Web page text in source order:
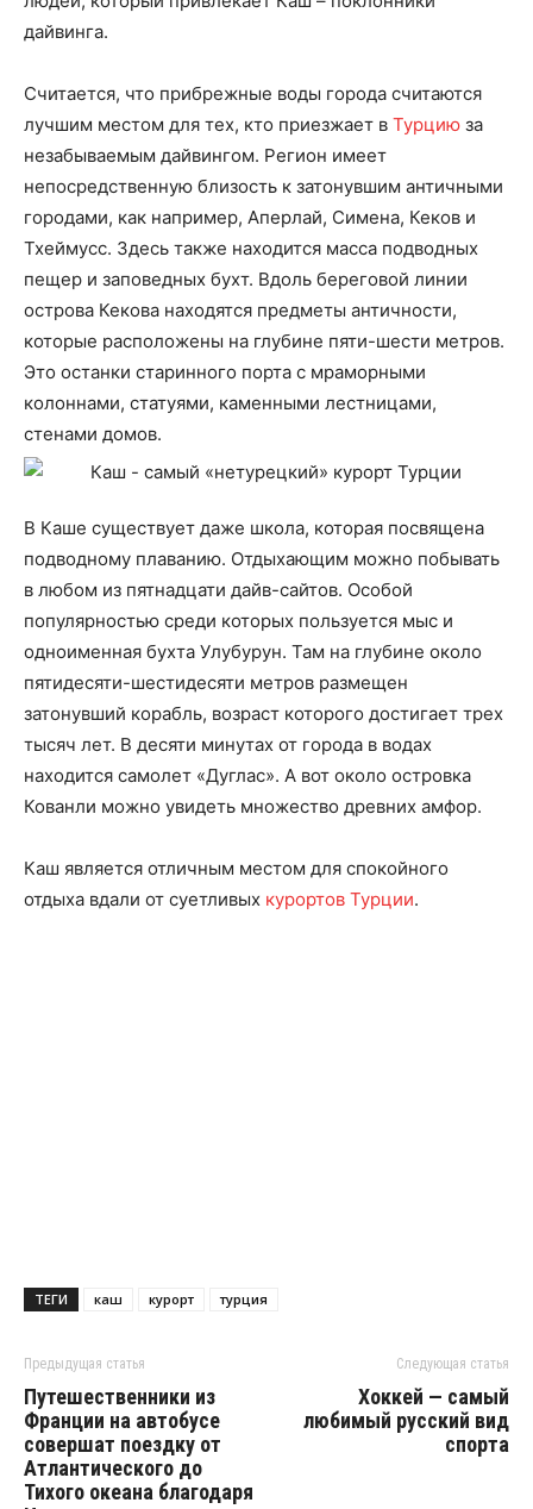
дайвинга.
Считается, что прибрежные воды города считаются
лучшим местом для тех, кто приезжает в Турцию за
незабываемым дайвингом. Регион имеет
непосредственную близость к затонувшим античными
городами, как например, Аперлай, Симена, Кеков и
Тхеймусс. Здесь также находится масса подводных
пещер и заповедных бухт. Вдоль береговой линии
острова Кекова находятся предметы античности,
которые расположены на глубине пяти-шести метров.
Это останки старинного порта с мраморными
колоннами, статуями, каменными лестницами,
стенами домов.
В Каше существует даже школа, которая посвящена
подводному плаванию. Отдыхающим можно побывать
в любом из пятнадцати дайв-сайтов. Особой
популярностью среди которых пользуется мыс и
одноименная бухта Улубурун. Там на глубине около
пятидесяти-шестидесяти метров размещен
затонувший корабль, возраст которого достигает трех
тысяч лет. В десяти минутах от города в водах
находится самолет «Дуглас». А вот около островка
Кованли можно увидеть множество древних амфор.
Каш является отличным местом для спокойного
отдыха вдали от суетливых курортов Турции.
ТЕГИ каш курорт турция
Предыдущая статья
Путешественники из
Франции на автобусе
совершат поездку от
Атлантического до
Тихого океана благодаря
Следующая статья
Хоккей — самый
любимый русский вид
спорта